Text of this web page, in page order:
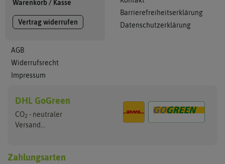
Warenkorb / Kasse
Vertrag widerrufen
AGB
Widerrufsrecht
Impressum
Barrierefreiheitserklärung
Datenschutzerklärung
DHL GoGreen
CO2 - neutraler
Versand...
Zahlungsarten